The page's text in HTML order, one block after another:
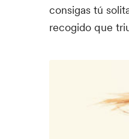
consigas tú
recogido que